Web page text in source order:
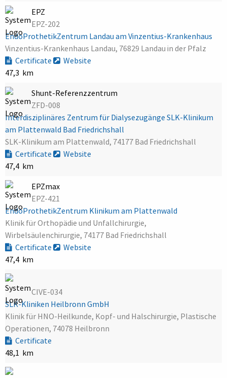
EPZ
EPZ-202
EndoProthetikZentrum Landau am Vinzentius-Krankenhaus
Vinzentius-Krankenhaus Landau, 76829 Landau in der Pfalz
Certificate
Website
47,3 km
Shunt-Referenzzentrum
ZFD-008
Interdisziplinäres Zentrum für Dialysezugänge SLK-Klinikum
am Plattenwald Bad Friedrichshall
SLK-Klinikum am Plattenwald, 74177 Bad Friedrichshall
Certificate
Website
47,4 km
EPZmax
EPZ-421
EndoProthetikZentrum Klinikum am Plattenwald
Klinik für Orthopädie und Unfallchirurgie,
Wirbelsäulenchirurgie, 74177 Bad Friedrichshall
Certificate
Website
47,4 km
CIVE-034
SLK-Kliniken Heilbronn GmbH
Klinik für HNO-Heilkunde, Kopf- und Halschirurgie, Plastische
Operationen, 74078 Heilbronn
Certificate
48,1 km